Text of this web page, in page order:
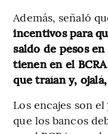
Además, señaló
incentivos para
saldo de pesos
tienen en el
que traían y,
Los encajes son el
que los bancos